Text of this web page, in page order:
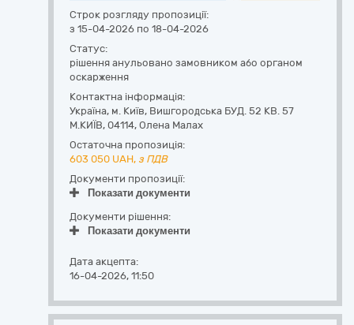
Строк розгляду пропозиції:
з 15-04-2026 по 18-04-2026
Статус:
рішення анульовано замовником або органом
оскарження
Контактна інформація:
Україна, м. Київ, Вишгородська БУД. 52 КВ. 57
М.КИЇВ, 04114, Олена Малах
Остаточна пропозиція:
603 050 UAH, з ПДВ
Документи пропозиції:
Показати документи
Документи рішення:
Показати документи
Дата акцепта:
16-04-2026, 11:50